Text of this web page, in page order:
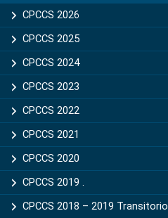
Sidebar
CPCCS 2026
CPCCS 2025
CPCCS 2024
CPCCS 2023
CPCCS 2022
CPCCS 2021
CPCCS 2020
CPCCS 2019 .
CPCCS 2018 – 2019 Transitorio